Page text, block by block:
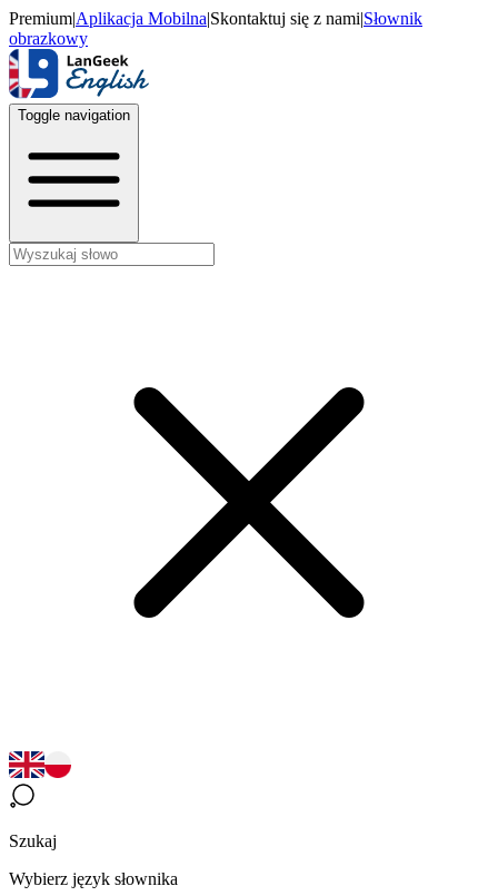
Premium|Aplikacja Mobilna|Skontaktuj się z nami|Słownik
obrazkowy
Toggle navigation
Szukaj
Wybierz język słownika